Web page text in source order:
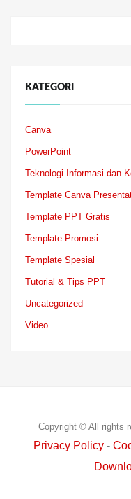
KATEGORI
Canva
PowerPoint
Teknologi Informasi dan
Template Canva
Template PPT Gratis
Template Promosi
Template Spesial
Tutorial & Tips PPT
Uncategorized
Video
Copyright © All rights
Privacy Policy-